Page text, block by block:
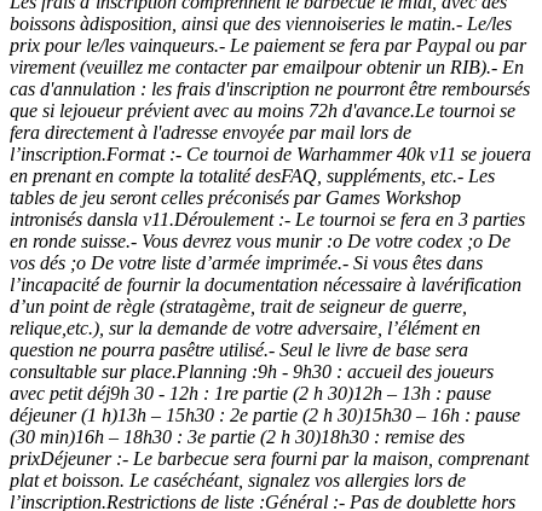
boissons àdisposition, ainsi que des viennoiseries le matin.- Le/les
prix pour le/les vainqueurs.- Le paiement se fera par Paypal ou par
virement (veuillez me contacter par emailpour obtenir un RIB).- En
cas d'annulation : les frais d'inscription ne pourront être remboursés
que si lejoueur prévient avec au moins 72h d'avance.Le tournoi se
fera directement à l'adresse envoyée par mail lors de
l’inscription.Format :- Ce tournoi de Warhammer 40k v11 se jouera
en prenant en compte la totalité desFAQ, suppléments, etc.- Les
tables de jeu seront celles préconisés par Games Workshop
intronisés dansla v11.Déroulement :- Le tournoi se fera en 3 parties
en ronde suisse.- Vous devrez vous munir :o De votre codex ;o De
vos dés ;o De votre liste d’armée imprimée.- Si vous êtes dans
l’incapacité de fournir la documentation nécessaire à lavérification
d’un point de règle (stratagème, trait de seigneur de guerre,
relique,etc.), sur la demande de votre adversaire, l’élément en
question ne pourra pasêtre utilisé.- Seul le livre de base sera
consultable sur place.Planning :9h - 9h30 : accueil des joueurs
avec petit déj9h 30 - 12h : 1re partie (2 h 30)12h – 13h : pause
déjeuner (1 h)13h – 15h30 : 2e partie (2 h 30)15h30 – 16h : pause
(30 min)16h – 18h30 : 3e partie (2 h 30)18h30 : remise des
prixDéjeuner :- Le barbecue sera fourni par la maison, comprenant
plat et boisson. Le caséchéant, signalez vos allergies lors de
l’inscription.Restrictions de liste :Général :- Pas de doublette hors